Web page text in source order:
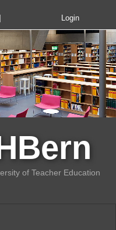
Login
of Teacher Education